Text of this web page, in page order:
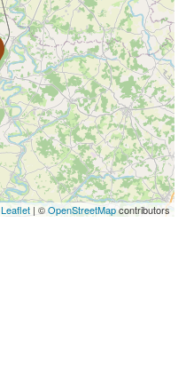
Leaflet| ©OpenStreetMapcontributors